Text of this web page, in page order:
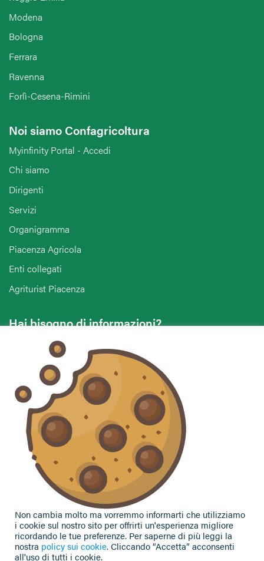
Modena
Bologna
Ferrara
Ravenna
Forlì-Cesena-Rimini
Noi siamo Confagricoltura
Myinfinity Portal - Accedi
Chi siamo
Dirigenti
Servizi
Organigramma
Piacenza Agricola
Enti collegati
Agriturist Piacenza
Hai bisogno di informazioni?
Vuoi contattarci per ricevere assistenza, lasciare un
commento o chiedere informazioni?
CONTATTACI
Seguici sui social
Privacy Policy|Cookie Policy
Non cambia molto ma vorremmo informarti che utilizziamo
i cookie sul nostro sito per offrirti un'esperienza migliore
ricordando le tue preferenze. Per saperne di più leggi la
nostra policy sui cookie. Cliccando “Accetta” acconsenti
all'uso di tutti i cookie.